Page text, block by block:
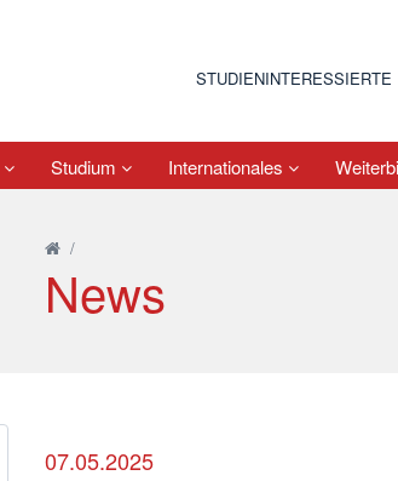
STUDIENINTERESSIERTE
Studium Internationales
/
News
07.05.2025